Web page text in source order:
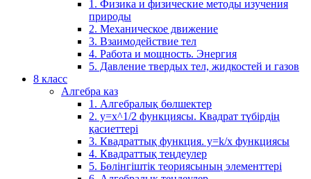
1. Физика и физические методы изучения
природы
2. Механическое движение
3. Взаимодействие тел
4. Работа и мощность. Энергия
5. Давление твердых тел, жидкостей и газов
8 класс
Алгебра каз
1. Алгебралық бөлшектер
2. у=х^1/2 функциясы. Квадрат түбірдің
қасиеттері
3. Квадраттық функция. у=k/x функциясы
4. Квадраттық теңдеулер
5. Бөлінгіштік теориясының элементтері